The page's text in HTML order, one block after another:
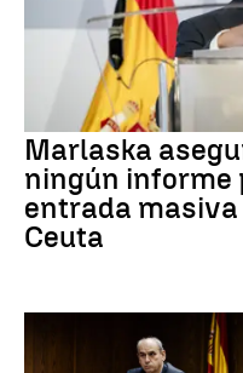
Marlaska
ningún informe
entrada
Ceuta